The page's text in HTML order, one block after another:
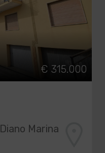
€ 315.000
Diano Marina